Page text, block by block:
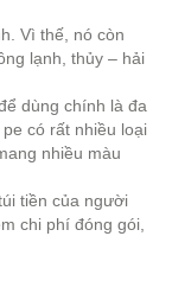
Vì thế, nó còn
lạnh, thủy – hải
dùng chính là đa
có rất nhiều loại
nhiều màu
tiền của người
chi phí đóng gói,